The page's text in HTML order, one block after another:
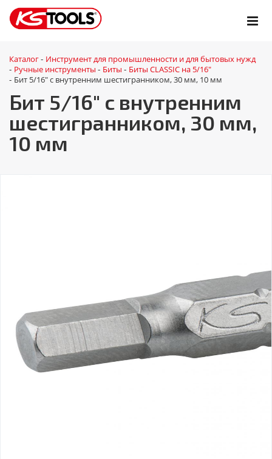
Каталог - Инструмент для промышленности и для бытовых нужд
- Ручные инструменты - Биты - Биты CLASSIC на 5/16"
- Бит 5/16" с внутренним шестигранником, 30 мм, 10 мм
Бит 5/16" с внутренним
шестигранником, 30 мм,
10 мм